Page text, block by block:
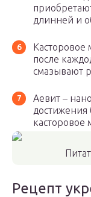
длинней и
Касторовое
после
смазывают
Аевит –
достижения
касторовое
Рецепт